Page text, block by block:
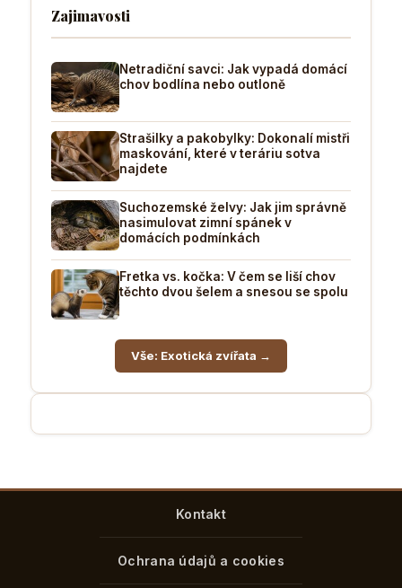
Zajimavosti
Netradiční savci: Jak vypadá domácí
chov bodlína nebo outloně
Strašilky a pakobylky: Dokonalí mistři
maskování, které v teráriu sotva
najdete
Suchozemské želvy: Jak jim správně
nasimulovat zimní spánek v
domácích podmínkách
Fretka vs. kočka: V čem se liší chov
těchto dvou šelem a snesou se spolu
Vše: Exotická zvířata →
Kontakt
Ochrana údajů a cookies